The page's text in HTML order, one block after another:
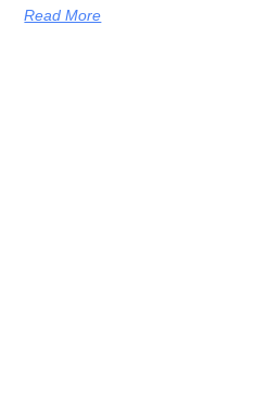
Read More